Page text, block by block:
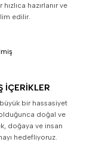
hazırlanır ve
edilir.
İÇERIKLER
bir hassasiyet
doğal ve
doğaya ve insan
hedefliyoruz.